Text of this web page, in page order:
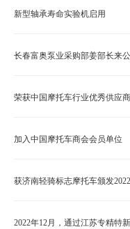
新型轴承寿命实验机启用
长春富奥泵业采购部姜部长来
荣获中国摩托车行业优秀供应商
加入中国摩托车商会会员单位
获济南轻骑标志摩托车颁发
2022年12月，通过江苏专精特